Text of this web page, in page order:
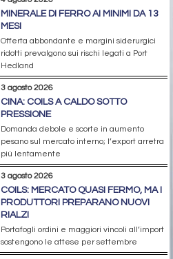
MINERALE DI FERRO AI MINIMI DA 13
MESI
Offerta abbondante e margini siderurgici
ridotti prevalgono sui rischi legati a Port
Hedland
3 agosto 2026
CINA: COILS A CALDO SOTTO
PRESSIONE
Domanda debole e scorte in aumento
pesano sul mercato interno; l’export arretra
più lentamente
3 agosto 2026
COILS: MERCATO QUASI FERMO, MA I
PRODUTTORI PREPARANO NUOVI
RIALZI
Portafogli ordini e maggiori vincoli all’import
sostengono le attese per settembre